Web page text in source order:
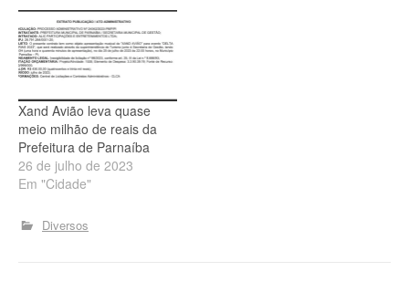
Xand Avião leva quase
meio milhão de reais da
Prefeitura de Parnaíba
26 de julho de 2023
Em "Cidade"
Diversos